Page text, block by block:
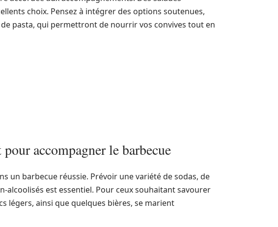
choix. Pensez à intégrer des options soutenues,
pasta, qui permettront de nourrir vos convives tout en
accompagner le barbecue
un barbecue réussie. Prévoir une variété de sodas, de
alcoolisés est essentiel. Pour ceux souhaitant savourer
légers, ainsi que quelques bières, se marient